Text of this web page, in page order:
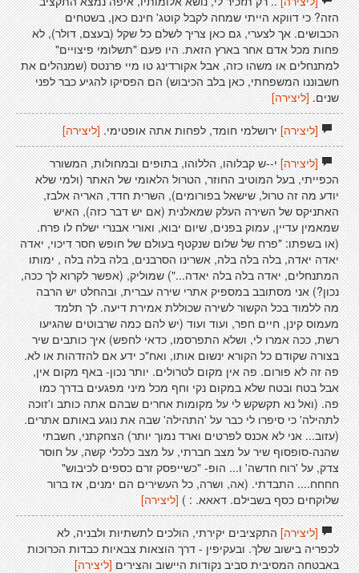
הזה? כי דווקא הייתי שמחה לקבל קוטג' חינם כאן, בשטחים
הכבושים. אך לצערי, גם כאן צריך לשלם כל שקל (בעצם, דולר), לא
פחות מכל אדם אחר בארץ הזאת. היו פעם "תשלומי פיצויים"
למתנחלים או משהו כזה, אבל אקורדינג טו מיי פרנטס (שמנהלים את
חשבוננו המשפחתי, כאן בלב הכיבוש) הם הפסיקו להגיע כבר לפני
שנים.[ליצירה]
[ליצירה]ירושלמי חומד, לפחות אתה אופטימי. [ליצירה]
[ליצירה]י--ש קבלוהו, הללוהו, בתופים ובמחולות, המשורר
הכפייתי, בעל המוטיב החוזר, הטרול הלאומי של האתר (ולמי שלא
יודע מה זה טרול, שישאל בפורומים), השרית חדד, האריה אלבז,
האתניקס של השירה העלק שמאלנית (אם יש דבר כזה), האיש
שמאמין עדיין, עמוק בפנים, שיום יבוא, ואורי אבנרי ישלח לו פרח.
(או בשפתו: "פרח של שלום שנקטף בעולם של חופש חסר דיכוי, יאדה
יאדה יאדה, בלה בלה בלה, אשרינו הסרבנים, בלה בלה בלה , ימותו
המתנחלים, יאדה בלה בלה יאדה...") שמוליק, (אפשר לקרוא לך ככה,
נכון?) אני מסתובב במספיק אתרי שירה עברית, ובהחלט יש הרבה
מה ללמוד בכל הקשור לשירה שכוללת אמירת דיעה. לך תלמד
מעמוס קינן, חיים חפר, ועוד ועוד (יש להם כמה שרבוטים שהגיעו
רשת, ככה אמרו לי, ושלא התפרסמו, כדאי לחפש) איך כותבים שיר
בצורה שקודם כל הקורא ינשום אותו, ואח"כ ידע אם להזדהות או לא.
פה זה לא פורום. פה אין מקום לטרולים. יותר נכון- באף מקום אין,
אבל בטח ובטח שלא במקום נקי וחף מכל מיני מפגעים בדרך כמו
פה. (ואל נא תקשקש לי על מקומות אחרים שבהם אתה כותב ו'זוכה
לתהילה' כי סיפרו לי כבר על 'התהילה' שבה את נוגע באותם אתרים.
(עזוב... אני לא אכנס לפרטים וארד נמוך יותר) הצחקתני, חשבתי
שהנה-סופסוף שיר על מצב חברתי, על מצב כלכלי קשה, על חוסר
צדק, על 'רוח חדשה' ו... הופ- "כשייפסק זרם כספים לכיבוש"
חחחח.... התבדתי. (אה, ושרה, כל העשירים הם ימנים, אז ברור
שלוקחים כסף בשבילם. דאאא. : )[ליצירה]
[ליצירה]התקציבים יקירתי, הולכים לתשתיות ולבניה, לא
לכפריה בישוב שלך. ובעקיפין - דרך הוצאות צבאיות כבדות הכרוכות
באבטחה המסיבית סביב נקודות היישוב והצירים [ליצירה]